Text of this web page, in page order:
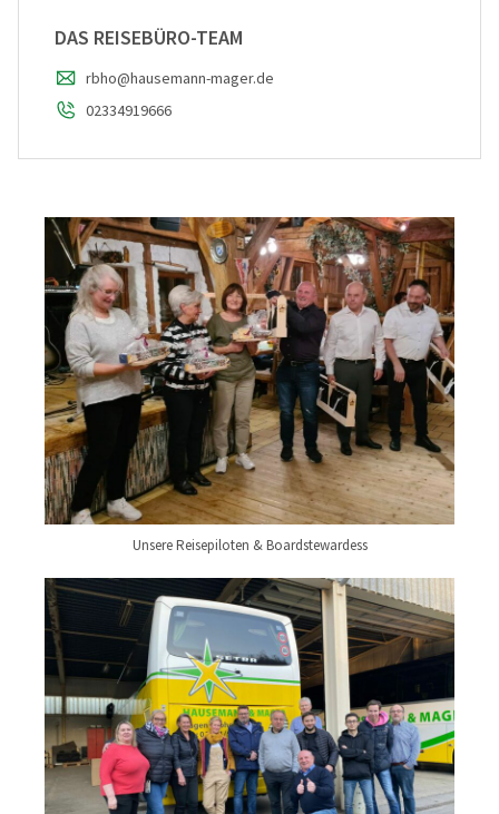
DAS REISEBÜRO-TEAM
rbho@hausemann-mager.de
02334919666
Unsere Reisepiloten & Boardstewardess